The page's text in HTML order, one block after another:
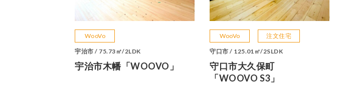
WooVo
宇治市 / 75.73㎡/2LDK
宇治市木幡「WOOVO」
WooVo 注文住宅
守口市 / 125.01㎡/2SLDK
守口市大久保町
「WOOVO S3」